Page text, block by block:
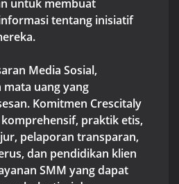
untuk membuat
tentang inisiatif
Media Sosial,
mata uang yang
Komitmen Crescitaly
praktik etis,
pelaporan transparan,
dan pendidikan klien
SMM yang dapat